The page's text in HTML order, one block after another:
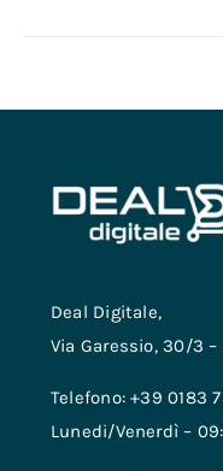
Deal Digitale,
Via Garessio, 30/3 –
Telefono: +39 0183
Lunedi/Venerdì –